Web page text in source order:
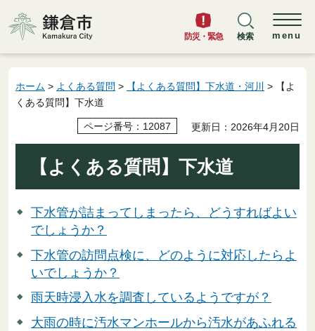
鎌倉市
防災・緊急 検索 menu
ホーム > よくある質問 > 【よくある質問】下水道・河川
> 【よ
くある質問】下水道
ページ番号：12087 更新日：2026年4月20日
【よくある質問】下水道
下水管が詰まってしまったら、どうすればよい
でしょうか？
下水管の訪問点検に、どのように対応したらよ
いでしょうか？
雨天時浸入水を調査しているようですが？
大雨の時に汚水マンホールから汚水があふれる